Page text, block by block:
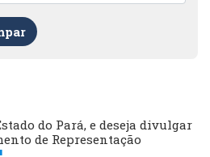
do Pará, e deseja divulgar
de Representação